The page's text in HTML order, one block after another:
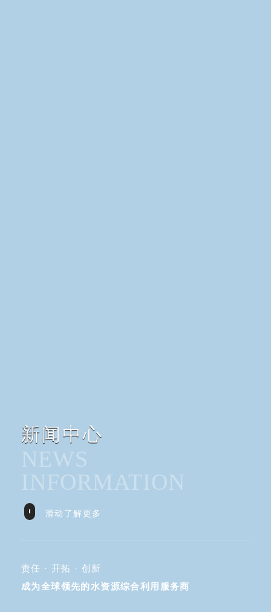
新闻中心
NEWS
INFORMATION
滑动了解更多
责任 · 开拓 · 创新
成为全球领先的水资源综合利用服务商